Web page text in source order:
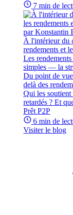
7 min de
par Konstantin
À l'intérieur du
rendements et
Les
simples — la
Du point de
delà des
Qui les soutient
retardés ? Et
Prêt P2P
6 min de
Visiter le blog